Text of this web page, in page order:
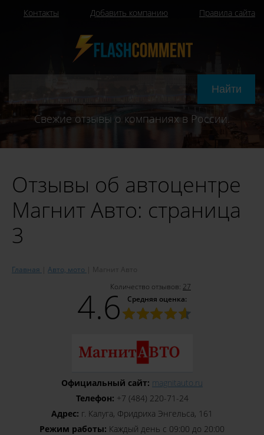
Контакты Добавить компанию Правила сайта
Свежие отзывы о компаниях в России.
Отзывы об автоцентре
Магнит Авто: страница
3
Главная Авто, мото
Магнит Авто
Количество отзывов: 27
Средняя оценка:
4.6
Официальный сайт: magnitauto.ru
Телефон: +7 (484) 220-71-24
Адрес: г. Калуга, Фридриха Энгельса, 161
Режим работы: Каждый день с 09:00 до 20:00